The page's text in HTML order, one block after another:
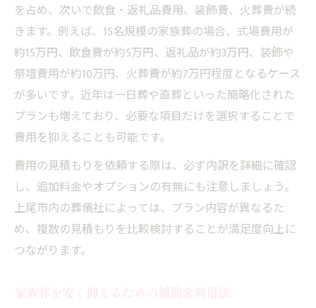
を占め、次いで飲食・返礼品費用、装飾費、火葬費が続
きます。例えば、15名規模の家族葬の場合、式場費用が
約15万円、飲食費が約5万円、返礼品が約3万円、装飾や
祭壇費用が約10万円、火葬費が約7万円程度となるケース
が多いです。近年は一日葬や直葬といった簡略化された
プランも増えており、必要な項目だけを選択することで
費用を抑えることも可能です。
費用の見積もりを依頼する際は、必ず内訳を詳細に確認
し、追加料金やオプションの有無にも注意しましょう。
上尾市内の葬儀社によっては、プラン内容が異なるた
め、複数の見積もりを比較検討することが満足度向上に
つながります。